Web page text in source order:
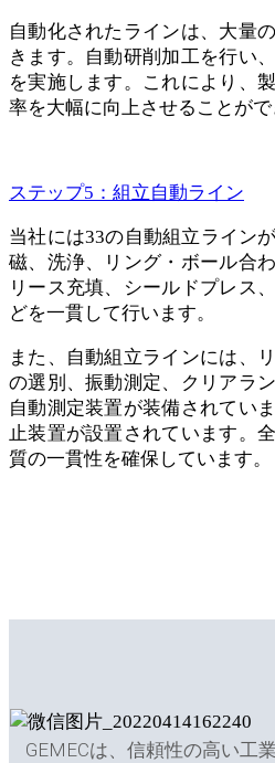
自動化されたラインは、大量
きます。自動研削加工を行い
を実施します。これにより、
率を大幅に向上させることがで
ステップ5：組立自動ライン
当社には33の自動組立ライン
磁、洗浄、リング・ボール合
リース充填、シールドプレス
どを一貫して行います。
また、自動組立ラインには、
の選別、振動測定、クリアラ
自動測定装置が装備されてい
止装置が設置されています。
質の一貫性を確保しています。
GEMECは、信頼性の高い工